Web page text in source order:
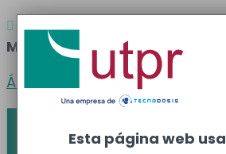
 Atención al cliente
Madrid: 910 211 975
Área clientes
Esta página web